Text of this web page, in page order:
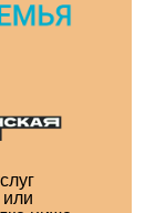
или